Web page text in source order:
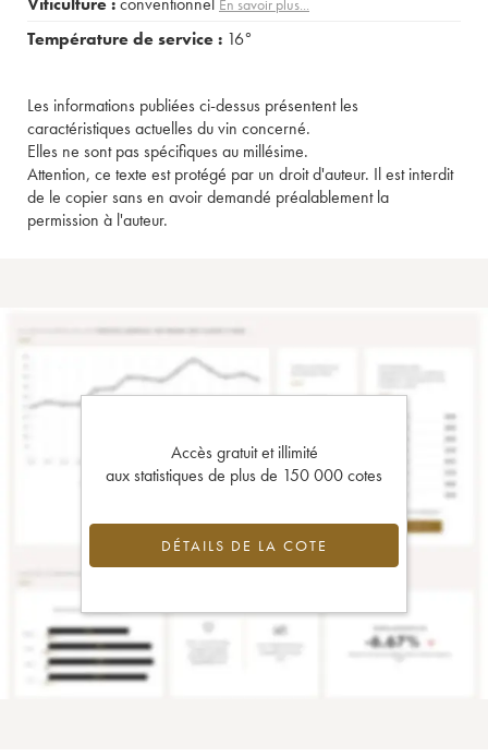
En savoir plus...
Température de service : 16°
Les informations publiées ci-dessus présentent les
caractéristiques actuelles du vin concerné.
Elles ne sont pas spécifiques au millésime.
Attention, ce texte est protégé par un droit d'auteur. Il est interdit
de le copier sans en avoir demandé préalablement la
permission à l'auteur.
Accès gratuit et illimité
aux statistiques de plus de 150 000 cotes
DÉTAILS DE LA COTE